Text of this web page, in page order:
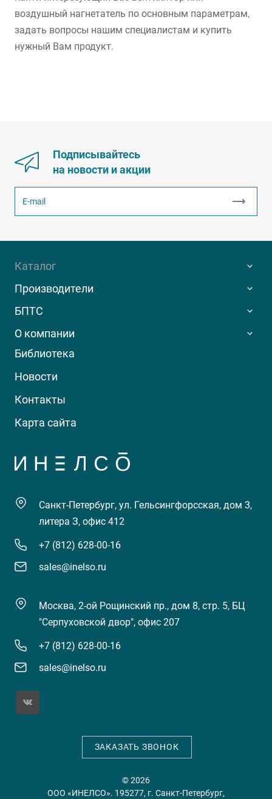
воздушный нагнетатель по основным параметрам,
задать вопросы нашим специалистам и купить
нужный Вам продукт.
Подписывайтесь
на новости и акции
Каталог
Производители
БПТС
О компании
Библиотека
Новости
Контакты
Карта сайта
Санкт-Петербург, ул. Гельсингфорсская, дом 3,
литера З, офис 412
+7 (812) 628-00-16
sales@inelso.ru
Москва, 2-ой Рощинский пр., дом 8, стр. 5, БЦ
"Серпуховской двор", офис 207
+7 (812) 628-00-16
sales@inelso.ru
ЗАКАЗАТЬ ЗВОНОК
© 2026
ООО «ИНЕЛСО». 195277, г. Санкт-Петербург,